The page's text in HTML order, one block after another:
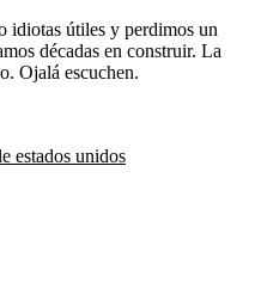
idiotas útiles y perdimos un
décadas en construir. La
Ojalá escuchen.
estados unidos